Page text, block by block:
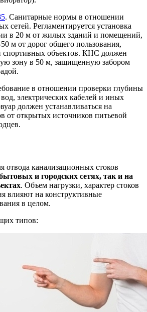
. Санитарные нормы в отношении
сетей. Регламентируется установка
в 20 м от жилых зданий и помещений,
м от дорог общего пользования,
спортивных объектов. КНС должен
зону в 50 м, защищенную забором
в отношении проверки глубины
электрических кабелей и иных
должен устанавливаться на
от открытых источников питьевой
отвода канализационных стоков
и городских сетях, так и на
. Объем нагрузки, характер стоков
влияют на конструктивные
в целом.
типов: